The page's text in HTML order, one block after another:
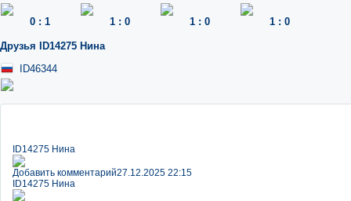
0 : 1 1 : 0 1 : 0 1 : 0
Друзья
ID14275 Нина
ID46344
ID14275 Нина
Добавить комментарий27.12.2025 22:15
ID14275 Нина